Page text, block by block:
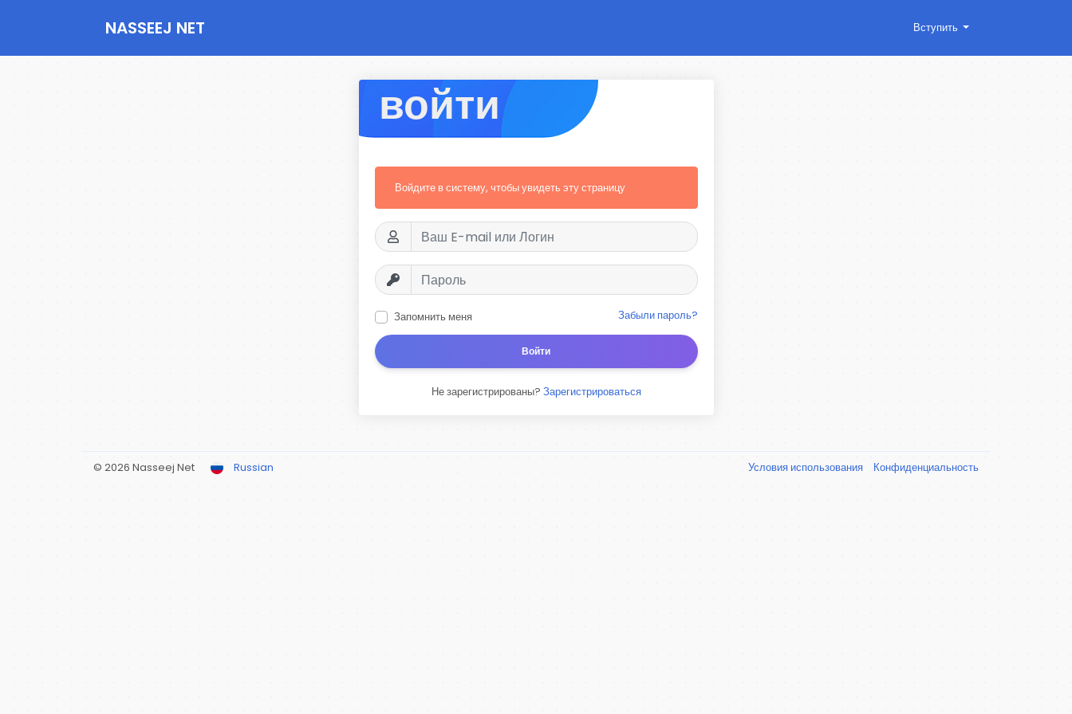
NASSEEJ NET Вступить
войти
Войдите в систему, чтобы увидеть эту страницу
Запомнить меня Забыли пароль?
Войти
Не зарегистрированы? Зарегистрироваться
© 2026 Nasseej Net Russian Условия использования Конфиденциальность